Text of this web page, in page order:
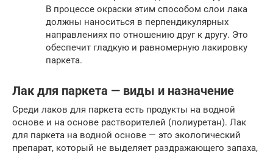
В процессе окраски этим способом слои лака
должны наноситься в перпендикулярных
направлениях по отношению друг к другу. Это
обеспечит гладкую и равномерную лакировку
паркета.
Лак для паркета — виды и назначение
Среди лаков для паркета есть продукты на водной
основе и на основе растворителей (полиуретан). Лак
для паркета на водной основе — это экологический
препарат, который не выделяет раздражающего запаха,